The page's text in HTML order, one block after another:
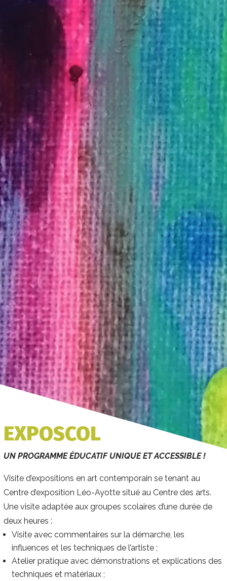
EXPOSCOL
UN PROGRAMME ÉDUCATIF UNIQUE ET ACCESSIBLE !
Visite d’expositions en art contemporain se tenant au
Centre d’exposition Léo-Ayotte situé au Centre des arts.
Une visite adaptée aux groupes scolaires d’une durée de
deux heures :
Visite avec commentaires sur la démarche, les
influences et les techniques de l’artiste ;
Atelier pratique avec démonstrations et explications des
techniques et matériaux ;